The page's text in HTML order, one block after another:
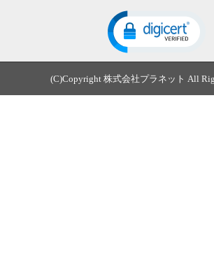
(C)Copyright 株式会社プラネット All